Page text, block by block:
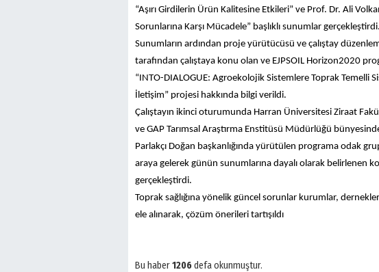
“Aşırı Girdilerin Ürün Kalitesine Etkileri” ve Prof. Dr. Ali
Sorunlarına Karşı Mücadele” başlıklı sunumlar gerçekleştirdi.
Sunumların ardından proje yürütücüsü ve çalıştay
tarafından çalıştaya konu olan ve EJPSOIL Horizon2020
“INTO-DIALOGUE: Agroekolojik Sistemlere Toprak Temelli
İletişim” projesi hakkında bilgi verildi.
Çalıştayın ikinci oturumunda Harran Üniversitesi Ziraat
ve GAP Tarımsal Araştırma Enstitüsü Müdürlüğü
Parlakçı Doğan başkanlığında yürütülen programa odak
araya gelerek günün sunumlarına dayalı olarak belirlenen
gerçekleştirdi.
Toprak sağlığına yönelik güncel sorunlar kurumlar,
ele alınarak, çözüm önerileri tartışıldı
Bu haber1206defa okunmuştur.